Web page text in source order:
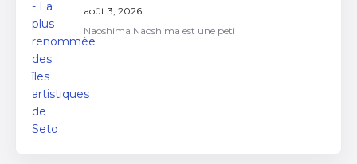
août 3, 2026
Naoshima Naoshima est une peti